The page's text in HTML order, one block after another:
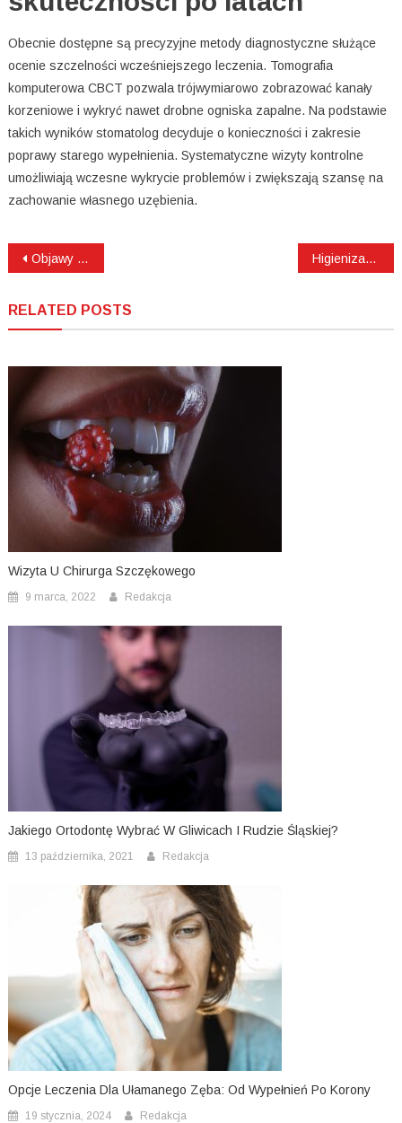
Obecnie dostępne są precyzyjne metody diagnostyczne służące
ocenie szczelności wcześniejszego leczenia. Tomografia
komputerowa CBCT pozwala trójwymiarowo zobrazować kanały
korzeniowe i wykryć nawet drobne ogniska zapalne. Na podstawie
takich wyników stomatolog decyduje o konieczności i zakresie
poprawy starego wypełnienia. Systematyczne wizyty kontrolne
umożliwiają wczesne wykrycie problemów i zwiększają szansę na
zachowanie własnego uzębienia.
Nawigacja
Objawy wskazujące na konieczność leczenia kanałowego Higienizacja jamy ustnej u osób dorosłych – dlaczego nie warto jej odkładać?
RELATED POSTS
Wizyta U Chirurga Szczękowego
9 marca, 2022 Redakcja
Jakiego Ortodontę Wybrać W Gliwicach I Rudzie Śląskiej?
13 października, 2021 Redakcja
Opcje Leczenia Dla Ułamanego Zęba: Od Wypełnień Po Korony
19 stycznia, 2024 Redakcja